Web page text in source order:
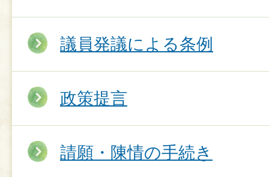
議員発議による条例
政策提言
請願・陳情の手続き